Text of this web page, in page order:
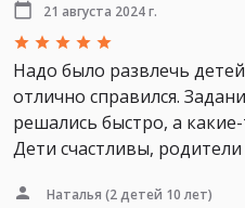
21 августа 2024 г.
Надо было развлечь
отлично справился.
решались быстро, а
Дети счастливы,
Наталья (2 детей 10 лет)